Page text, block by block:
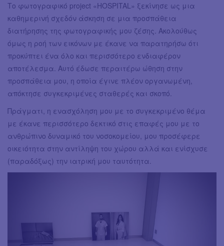
Το φωτογραφικό project «HOSPITAL» ξεκίνησε ως μια
καθημερινή σχεδόν άσκηση σε μια προσπάθεια
διατήρησης της φωτογραφικής μου ζέσης. Ακολούθως
όμως η ροή των εικόνων με έκανε να παρατηρήσω ότι
προκύπτει ένα όλο και περισσότερο ενδιαφέρον
αποτέλεσμα. Αυτό έδωσε περαιτέρω ώθηση στην
προσπάθεια μου, η οποία έγινε πλέον οργανωμένη,
απόκτησε συγκεκριμένες σταθερές και σκοπό.
Πράγματι, η ενασχόληση μου με το συγκεκριμένο θέμα
με έκανε περισσότερο δεκτικό στις επαφές μου με το
ανθρώπινο δυναμικό του νοσοκομείου, μου προσέφερε
οικειότητα στην αντίληψη του χώρου αλλά και ενίσχυσε
(παραδόξως) την ιατρική μου ταυτότητα.